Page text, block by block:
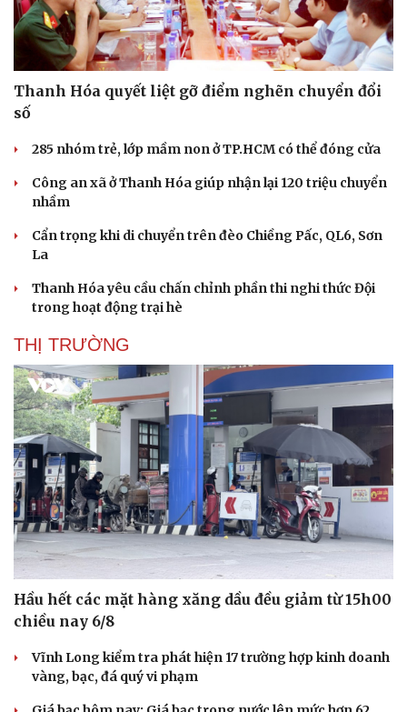
Thanh Hóa quyết liệt gỡ điểm nghẽn chuyển đổi
số
285 nhóm trẻ, lớp mầm non ở TP.HCM có thể đóng cửa
Công an xã ở Thanh Hóa giúp nhận lại 120 triệu chuyển
nhầm
Cẩn trọng khi di chuyển trên đèo Chiềng Pấc, QL6, Sơn
La
Thanh Hóa yêu cầu chấn chỉnh phần thi nghi thức Đội
trong hoạt động trại hè
THỊ TRƯỜNG
Hầu hết các mặt hàng xăng dầu đều giảm từ 15h00
chiều nay 6/8
Vĩnh Long kiểm tra phát hiện 17 trường hợp kinh doanh
vàng, bạc, đá quý vi phạm